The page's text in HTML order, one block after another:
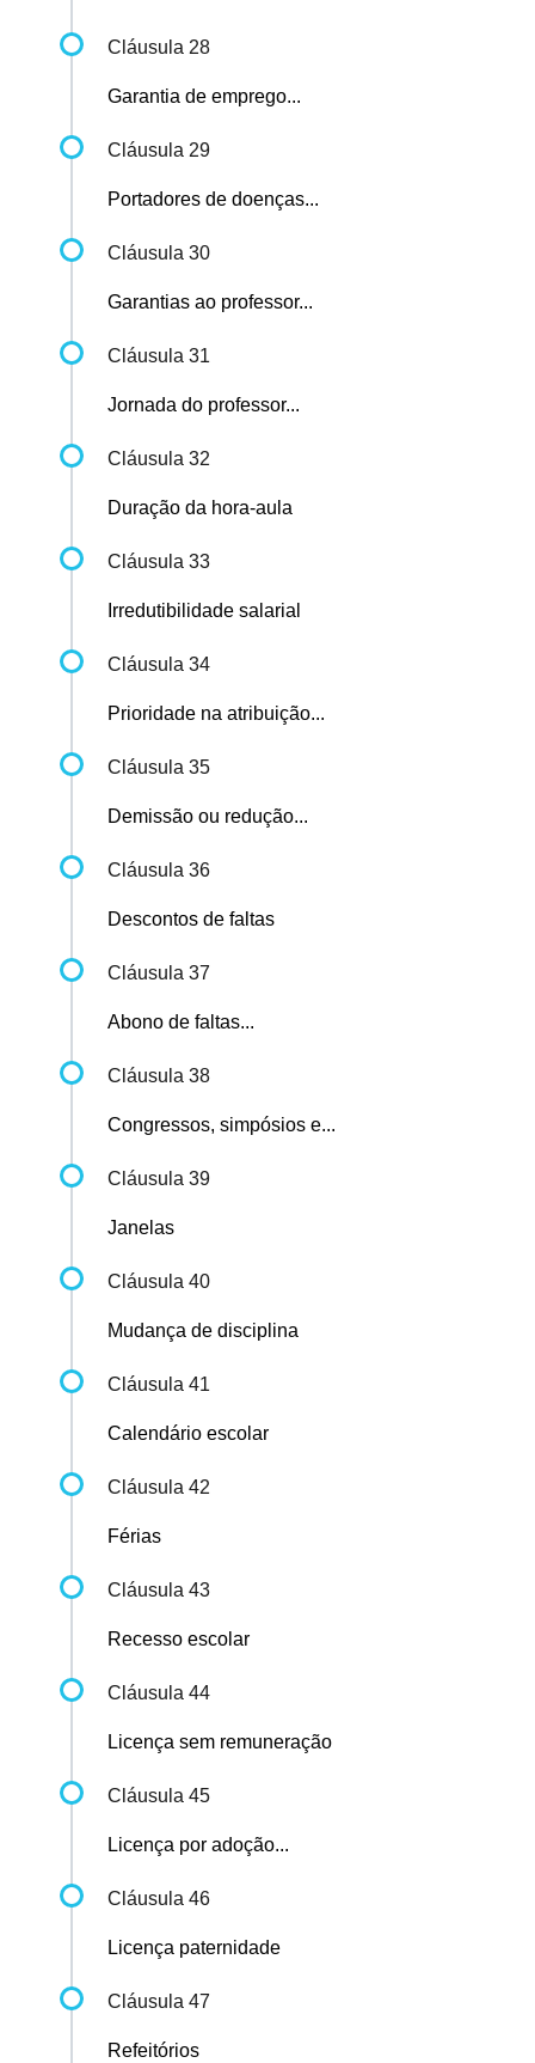
Cláusula 28
Garantia de emprego...
Cláusula 29
Portadores de doenças...
Cláusula 30
Garantias ao professor...
Cláusula 31
Jornada do professor...
Cláusula 32
Duração da hora-aula
Cláusula 33
Irredutibilidade salarial
Cláusula 34
Prioridade na atribuição...
Cláusula 35
Demissão ou redução...
Cláusula 36
Descontos de faltas
Cláusula 37
Abono de faltas...
Cláusula 38
Congressos, simpósios e...
Cláusula 39
Janelas
Cláusula 40
Mudança de disciplina
Cláusula 41
Calendário escolar
Cláusula 42
Férias
Cláusula 43
Recesso escolar
Cláusula 44
Licença sem remuneração
Cláusula 45
Licença por adoção...
Cláusula 46
Licença paternidade
Cláusula 47
Refeitórios